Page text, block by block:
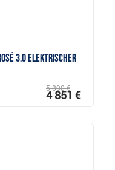
3.0 elektrischer
5 390 €
4 851 €